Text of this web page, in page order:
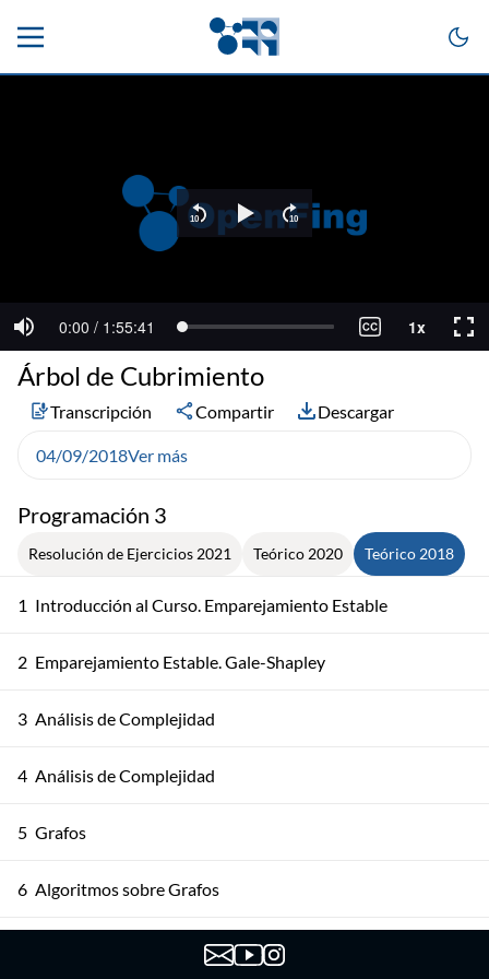
Programación 3
Resolución de Ejercicios 2021 Teórico 2020 Teórico 2018
1 Introducción al Curso. Emparejamiento Estable
2 Emparejamiento Estable. Gale-Shapley
3 Análisis de Complejidad
4 Análisis de Complejidad
5 Grafos
6 Algoritmos sobre Grafos
Algoritmos sobre Grafos Dirigidos
Árbol de Cubrimiento
Transcripción Compartir Descargar
04/09/2018Ver más